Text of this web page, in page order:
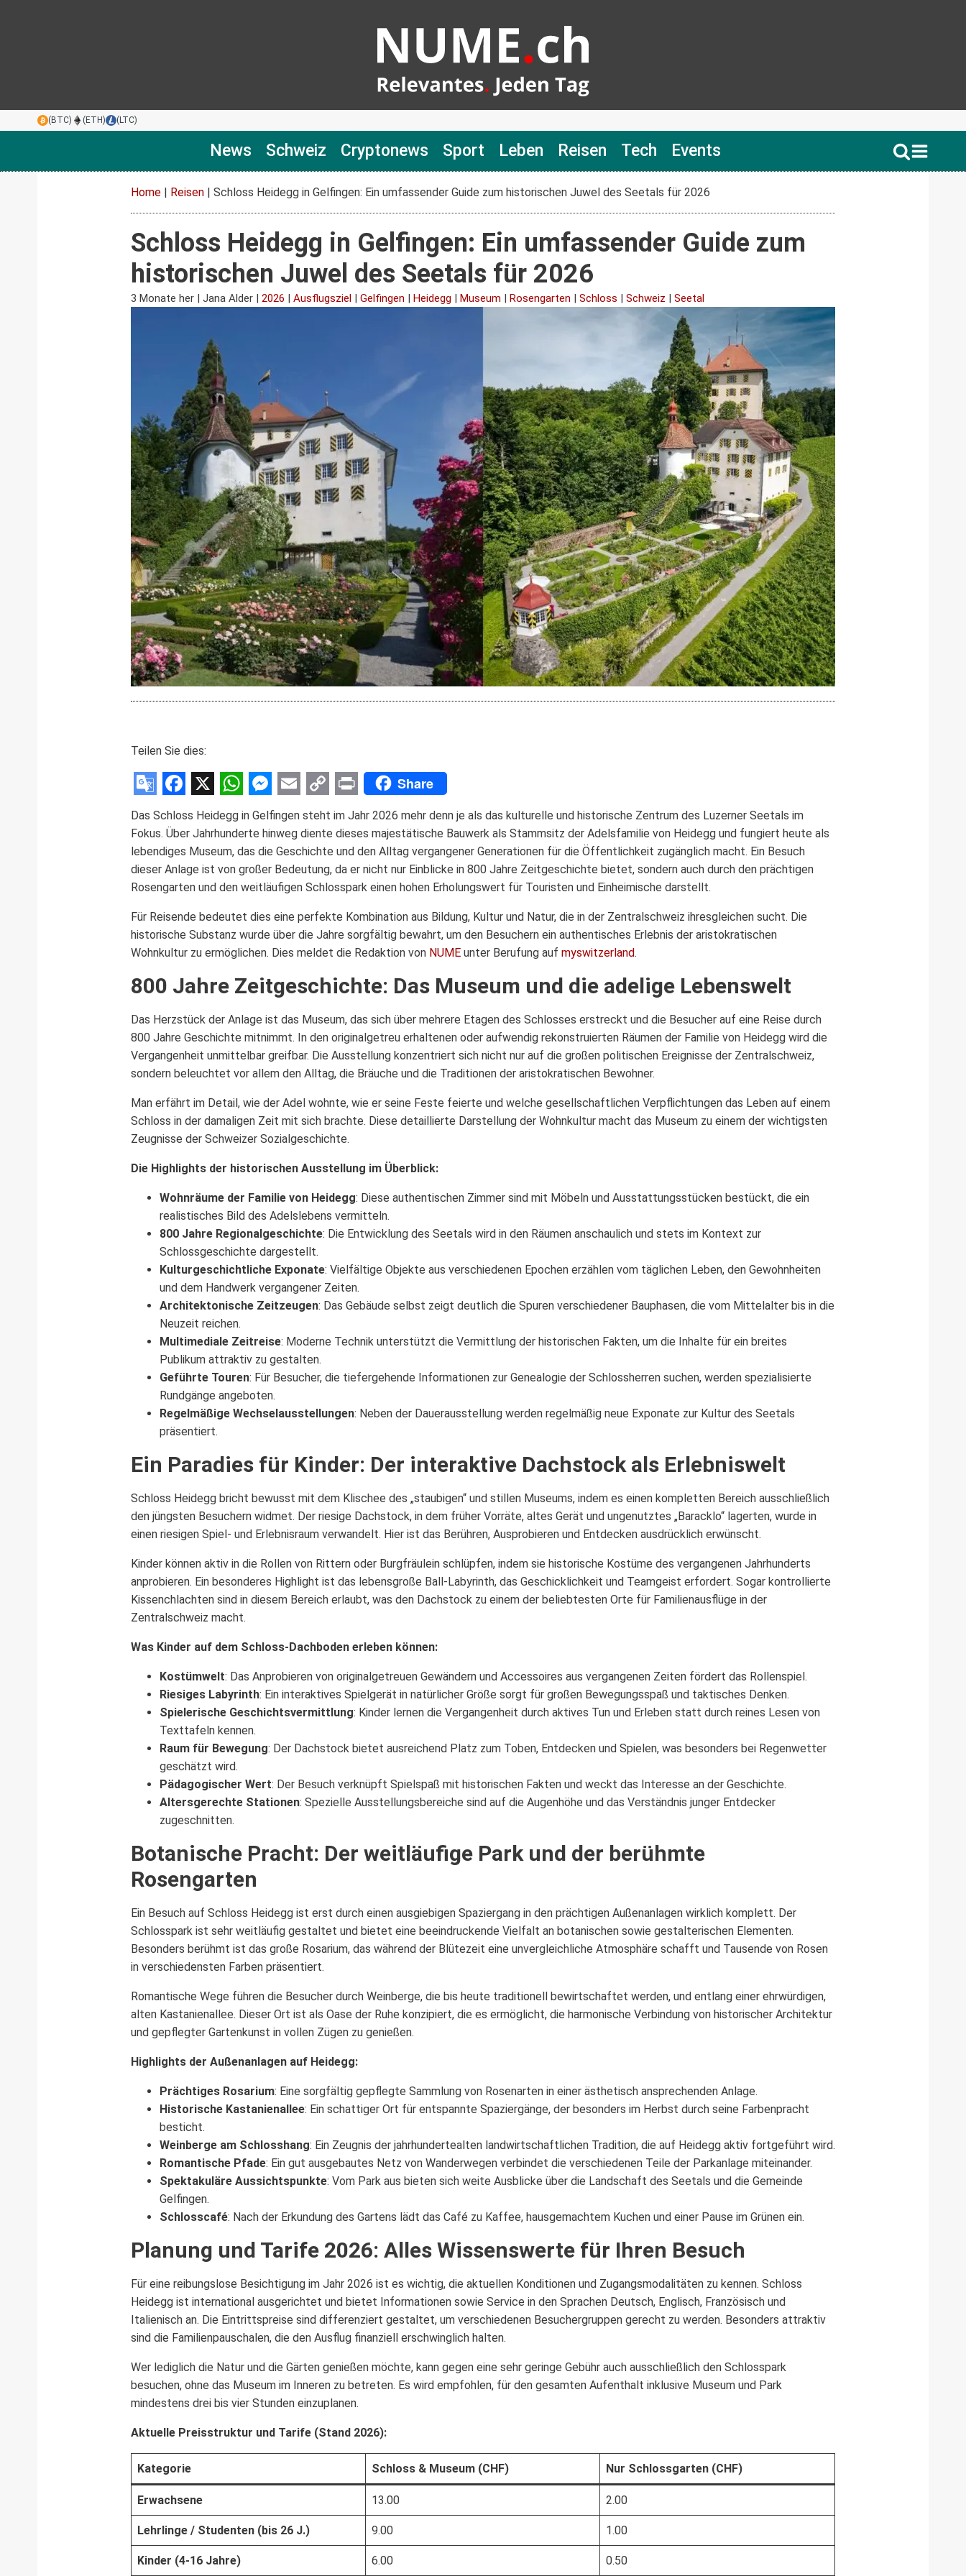
(BTC) (ETH) (LTC)
News Schweiz Cryptonews Sport Leben Reisen Tech Events
Home | Reisen | Schloss Heidegg in Gelfingen: Ein umfassender Guide zum historischen Juwel des Seetals für 2026
Schloss Heidegg in Gelfingen: Ein umfassender Guide zum
historischen Juwel des Seetals für 2026
3 Monate her | Jana Alder | 2026 | Ausflugsziel | Gelfingen | Heidegg | Museum | Rosengarten | Schloss | Schweiz | Seetal
Teilen Sie dies:
Google
Translate
Facebook
X WhatsApp
Messenger
EmailCopy
Link
Print
Share
Das Schloss Heidegg in Gelfingen steht im Jahr 2026 mehr denn je als das kulturelle und historische Zentrum des Luzerner Seetals im
Fokus. Über Jahrhunderte hinweg diente dieses majestätische Bauwerk als Stammsitz der Adelsfamilie von Heidegg und fungiert heute als
lebendiges Museum, das die Geschichte und den Alltag vergangener Generationen für die Öffentlichkeit zugänglich macht. Ein Besuch
dieser Anlage ist von großer Bedeutung, da er nicht nur Einblicke in 800 Jahre Zeitgeschichte bietet, sondern auch durch den prächtigen
Rosengarten und den weitläufigen Schlosspark einen hohen Erholungswert für Touristen und Einheimische darstellt.
Für Reisende bedeutet dies eine perfekte Kombination aus Bildung, Kultur und Natur, die in der Zentralschweiz ihresgleichen sucht. Die
historische Substanz wurde über die Jahre sorgfältig bewahrt, um den Besuchern ein authentisches Erlebnis der aristokratischen
Wohnkultur zu ermöglichen. Dies meldet die Redaktion von NUME unter Berufung auf myswitzerland.
800 Jahre Zeitgeschichte: Das Museum und die adelige Lebenswelt
Das Herzstück der Anlage ist das Museum, das sich über mehrere Etagen des Schlosses erstreckt und die Besucher auf eine Reise durch
800 Jahre Geschichte mitnimmt. In den originalgetreu erhaltenen oder aufwendig rekonstruierten Räumen der Familie von Heidegg wird die
Vergangenheit unmittelbar greifbar. Die Ausstellung konzentriert sich nicht nur auf die großen politischen Ereignisse der Zentralschweiz,
sondern beleuchtet vor allem den Alltag, die Bräuche und die Traditionen der aristokratischen Bewohner.
Man erfährt im Detail, wie der Adel wohnte, wie er seine Feste feierte und welche gesellschaftlichen Verpflichtungen das Leben auf einem
Schloss in der damaligen Zeit mit sich brachte. Diese detaillierte Darstellung der Wohnkultur macht das Museum zu einem der wichtigsten
Zeugnisse der Schweizer Sozialgeschichte.
Die Highlights der historischen Ausstellung im Überblick:
Wohnräume der Familie von Heidegg: Diese authentischen Zimmer sind mit Möbeln und Ausstattungsstücken bestückt, die ein
realistisches Bild des Adelslebens vermitteln.
800 Jahre Regionalgeschichte: Die Entwicklung des Seetals wird in den Räumen anschaulich und stets im Kontext zur
Schlossgeschichte dargestellt.
Kulturgeschichtliche Exponate: Vielfältige Objekte aus verschiedenen Epochen erzählen vom täglichen Leben, den Gewohnheiten
und dem Handwerk vergangener Zeiten.
Architektonische Zeitzeugen: Das Gebäude selbst zeigt deutlich die Spuren verschiedener Bauphasen, die vom Mittelalter bis in die
Neuzeit reichen.
Multimediale Zeitreise: Moderne Technik unterstützt die Vermittlung der historischen Fakten, um die Inhalte für ein breites
Publikum attraktiv zu gestalten.
Geführte Touren: Für Besucher, die tiefergehende Informationen zur Genealogie der Schlossherren suchen, werden spezialisierte
Rundgänge angeboten.
Regelmäßige Wechselausstellungen: Neben der Dauerausstellung werden regelmäßig neue Exponate zur Kultur des Seetals
präsentiert.
Ein Paradies für Kinder: Der interaktive Dachstock als Erlebniswelt
Schloss Heidegg bricht bewusst mit dem Klischee des „staubigen“ und stillen Museums, indem es einen kompletten Bereich ausschließlich
den jüngsten Besuchern widmet. Der riesige Dachstock, in dem früher Vorräte, altes Gerät und ungenutztes „Baracklo“ lagerten, wurde in
einen riesigen Spiel- und Erlebnisraum verwandelt. Hier ist das Berühren, Ausprobieren und Entdecken ausdrücklich erwünscht.
Kinder können aktiv in die Rollen von Rittern oder Burgfräulein schlüpfen, indem sie historische Kostüme des vergangenen Jahrhunderts
anprobieren. Ein besonderes Highlight ist das lebensgroße Ball-Labyrinth, das Geschicklichkeit und Teamgeist erfordert. Sogar kontrollierte
Kissenchlachten sind in diesem Bereich erlaubt, was den Dachstock zu einem der beliebtesten Orte für Familienausflüge in der
Zentralschweiz macht.
Was Kinder auf dem Schloss-Dachboden erleben können:
Kostümwelt: Das Anprobieren von originalgetreuen Gewändern und Accessoires aus vergangenen Zeiten fördert das Rollenspiel.
Riesiges Labyrinth: Ein interaktives Spielgerät in natürlicher Größe sorgt für großen Bewegungsspaß und taktisches Denken.
Spielerische Geschichtsvermittlung: Kinder lernen die Vergangenheit durch aktives Tun und Erleben statt durch reines Lesen von
Texttafeln kennen.
Raum für Bewegung: Der Dachstock bietet ausreichend Platz zum Toben, Entdecken und Spielen, was besonders bei Regenwetter
geschätzt wird.
Pädagogischer Wert: Der Besuch verknüpft Spielspaß mit historischen Fakten und weckt das Interesse an der Geschichte.
Altersgerechte Stationen: Spezielle Ausstellungsbereiche sind auf die Augenhöhe und das Verständnis junger Entdecker
zugeschnitten.
Botanische Pracht: Der weitläufige Park und der berühmte
Rosengarten
Ein Besuch auf Schloss Heidegg ist erst durch einen ausgiebigen Spaziergang in den prächtigen Außenanlagen wirklich komplett. Der
Schlosspark ist sehr weitläufig gestaltet und bietet eine beeindruckende Vielfalt an botanischen sowie gestalterischen Elementen.
Besonders berühmt ist das große Rosarium, das während der Blütezeit eine unvergleichliche Atmosphäre schafft und Tausende von Rosen
in verschiedensten Farben präsentiert.
Romantische Wege führen die Besucher durch Weinberge, die bis heute traditionell bewirtschaftet werden, und entlang einer ehrwürdigen,
alten Kastanienallee. Dieser Ort ist als Oase der Ruhe konzipiert, die es ermöglicht, die harmonische Verbindung von historischer Architektur
und gepflegter Gartenkunst in vollen Zügen zu genießen.
Highlights der Außenanlagen auf Heidegg:
Prächtiges Rosarium: Eine sorgfältig gepflegte Sammlung von Rosenarten in einer ästhetisch ansprechenden Anlage.
Historische Kastanienallee: Ein schattiger Ort für entspannte Spaziergänge, der besonders im Herbst durch seine Farbenpracht
besticht.
Weinberge am Schlosshang: Ein Zeugnis der jahrhundertealten landwirtschaftlichen Tradition, die auf Heidegg aktiv fortgeführt wird.
Romantische Pfade: Ein gut ausgebautes Netz von Wanderwegen verbindet die verschiedenen Teile der Parkanlage miteinander.
Spektakuläre Aussichtspunkte: Vom Park aus bieten sich weite Ausblicke über die Landschaft des Seetals und die Gemeinde
Gelfingen.
Schlosscafé: Nach der Erkundung des Gartens lädt das Café zu Kaffee, hausgemachtem Kuchen und einer Pause im Grünen ein.
Planung und Tarife 2026: Alles Wissenswerte für Ihren Besuch
Für eine reibungslose Besichtigung im Jahr 2026 ist es wichtig, die aktuellen Konditionen und Zugangsmodalitäten zu kennen. Schloss
Heidegg ist international ausgerichtet und bietet Informationen sowie Service in den Sprachen Deutsch, Englisch, Französisch und
Italienisch an. Die Eintrittspreise sind differenziert gestaltet, um verschiedenen Besuchergruppen gerecht zu werden. Besonders attraktiv
sind die Familienpauschalen, die den Ausflug finanziell erschwinglich halten.
Wer lediglich die Natur und die Gärten genießen möchte, kann gegen eine sehr geringe Gebühr auch ausschließlich den Schlosspark
besuchen, ohne das Museum im Inneren zu betreten. Es wird empfohlen, für den gesamten Aufenthalt inklusive Museum und Park
mindestens drei bis vier Stunden einzuplanen.
Aktuelle Preisstruktur und Tarife (Stand 2026):
Kategorie Schloss & Museum (CHF) Nur Schlossgarten (CHF)
Erwachsene 13.00 2.00
Lehrlinge / Studenten (bis 26 J.) 9.00 1.00
Kinder (4-16 Jahre) 6.00 0.50